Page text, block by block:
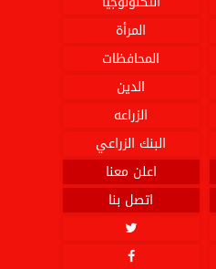
المرأة
المحافظات
الدين
الزراعه
البنك الزراعي
اعلن معنا
اتصل بنا

